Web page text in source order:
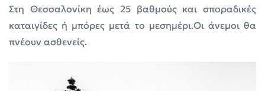
Στη Θεσσαλονίκη έως 25 βαθμούς και σποραδικές
καταιγίδες ή μπόρες μετά το μεσημέρι.Οι άνεμοι θα
πνέουν ασθενείς.